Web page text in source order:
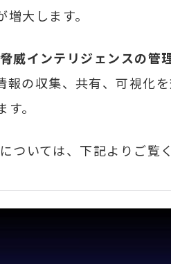
大します。
威インテリジェンスの管
報の収集、共有、可視化
。
ついては、下記よりご覧く